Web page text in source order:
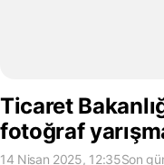
Ticaret
fotoğraf
14 Nisan 2025, 12:35Son